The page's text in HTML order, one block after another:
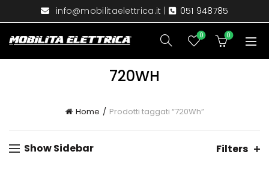
info@mobilitaelettrica.it 051 948785
0 0
720WH
Home Prodotti taggati “720Wh”
Show Sidebar Filters